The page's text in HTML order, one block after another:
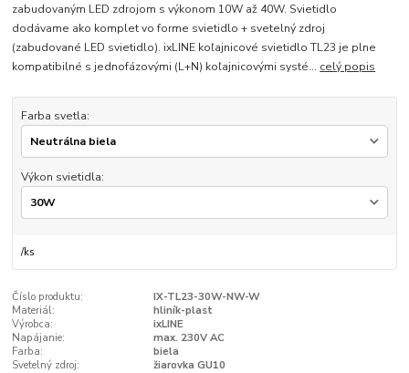
zabudovaným LED zdrojom s výkonom 10W až 40W. Svietidlo
dodávame ako komplet vo forme svietidlo + svetelný zdroj
(zabudované LED svietidlo). ixLINE koľajnicové svietidlo TL23 je plne
kompatibilné s jednofázovými (L+N) koľajnicovými systé... celý popis
Farba svetla:
Výkon svietidla:
/ks
Číslo produktu:
IX-TL23-30W-NW-W
Materiál:
hliník-plast
Výrobca:
ixLINE
Napájanie:
max. 230V AC
Farba:
biela
Svetelný zdroj:
žiarovka GU10